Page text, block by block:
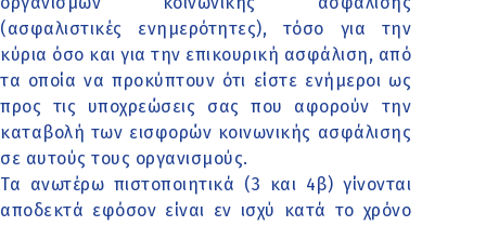
(ασφαλιστικές ενημερότητες), τόσο για την
κύρια όσο και για την επικουρική ασφάλιση, από
τα οποία να προκύπτουν ότι είστε ενήμεροι ως
προς τις υποχρεώσεις σας που αφορούν την
καταβολή των εισφορών κοινωνικής ασφάλισης
σε αυτούς τους οργανισμούς.
Τα ανωτέρω πιστοποιητικά (3 και 4β) γίνονται
αποδεκτά εφόσον είναι εν ισχύ κατά το χρόνο